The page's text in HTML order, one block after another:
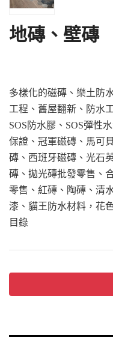
地磚、壁磚
多樣化的磁磚、樂土防
工程、舊屋翻新、防水
SOS防水膠、SOS彈性
保證、冠軍磁磚、馬可
磚、西班牙磁磚、光石
磚、拋光磚批發零售、
零售、紅磚、陶磚、清
漆、貓王防水材料，花
目錄